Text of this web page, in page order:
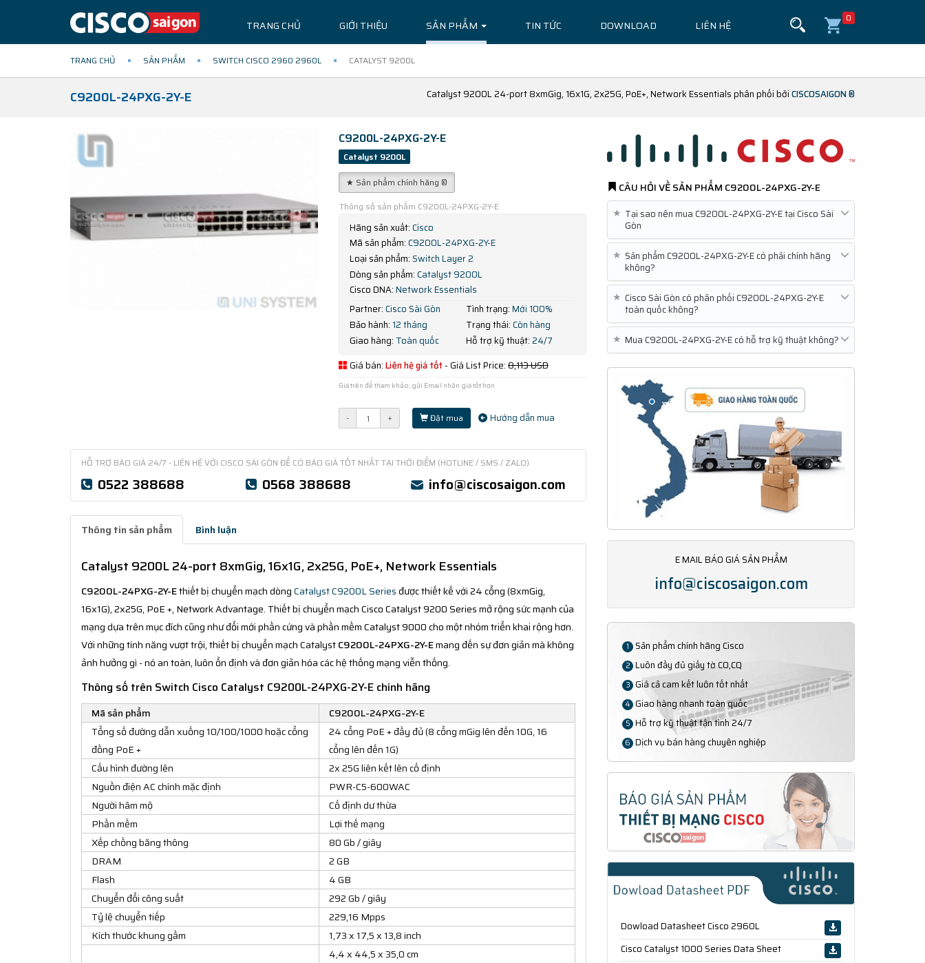
TRANG CHỦ GIỚI THIỆU SẢN PHẨM TIN TỨC DOWNLOAD LIÊN HỆ
0
TRANG CHỦ SẢN PHẨM SWITCH CISCO 2960 2960L CATALYST 9200L
C9200L-24PXG-2Y-E Catalyst 9200L 24-port 8xmGig, 16x1G, 2x25G, PoE+, Network Essentials phân phối bởiCISCOSAIGON ®
C9200L-24PXG-2Y-E
Catalyst 9200L
★ Sản phẩm chính hãng ®
Thông số sản phẩm C9200L-24PXG-2Y-E
Hãng sản xuất:Cisco
Mã sản phẩm:C9200L-24PXG-2Y-E
Loại sản phẩm: Switch Layer 2
Dòng sản phẩm:Catalyst 9200L
Cisco DNA:Network Essentials
Partner:Cisco Sài Gòn Tình trạng:Mới 100%
Bảo hành: 12 tháng Trạng thái:Còn hàng
Giao hàng: Toàn quốc Hỗ trợ kỹ thuật:24/7
Giá bán:Liên hệ giá tốt - Giá List Price:8,113 USD
Giá trên để tham khảo, gửi Email nhận giá tốt hơn
- + Đặt mua Hướng dẫn mua
HỖ TRỢ BÁO GIÁ 24/7 - LIÊN HỆ VỚI CISCO SÀI GÒN ĐỂ CÓ BÁO GIÁ TỐT NHẤT TẠI THỜI ĐIỂM (HOTLINE / SMS / ZALO)
0522 388688 0568 388688 info@ciscosaigon.com
Thông tin sản phẩm Bình luận
Catalyst 9200L 24-port 8xmGig, 16x1G, 2x25G, PoE+, Network Essentials
C9200L-24PXG-2Y-Ethiết bị chuyển mạch dòngCatalyst C9200L Series được thiết kế với 24 cổng (8xmGig,
16x1G), 2x25G, PoE +, Network Advantage. Thiết bị chuyển mạch Cisco Catalyst 9200 Series mở rộng sức mạnh của
mạng dựa trên mục đích cũng như đổi mới phần cứng và phần mềm Catalyst 9000 cho một nhóm triển khai rộng hơn.
Với những tính năng vượt trội, thiết bị chuyển mạch CatalystC9200L-24PXG-2Y-Emang đến sự đơn giản mà không
ảnh hưởng gì - nó an toàn, luôn ổn định và đơn giản hóa các hệ thống mạng viễn thống.
Thông số trên Switch Cisco Catalyst C9200L-24PXG-2Y-E chính hãng
Mã sản phẩm
C9200L-24PXG-2Y-E
Tổng số đường dẫn xuống 10/100/1000 hoặc cổng
đồng PoE +
24 cổng PoE + đầy đủ (8 cổng mGig lên đến 10G, 16
cổng lên đến 1G)
Cấu hình đường lên
2x 25G liên kết lên cố định
Nguồn điện AC chính mặc định
PWR-C5-600WAC
Người hâm mộ
Cố định dư thừa
Phần mềm
Lợi thế mạng
Xếp chồng băng thông
80 Gb / giây
DRAM
2 GB
Flash
4 GB
Chuyển đổi công suất
292 Gb / giây
Tỷ lệ chuyển tiếp
229,16 Mpps
Kích thước khung gầm
1,73 x 17,5 x 13,8 inch
4,4 x 44,5 x 35,0 cm
CÂU HỎI VỀ SẢN PHẨM C9200L-24PXG-2Y-E
★ Tại sao nên mua C9200L-24PXG-2Y-E tại Cisco Sài
Gòn
★ Sản phẩm C9200L-24PXG-2Y-E có phải chính hãng
không?
★ Cisco Sài Gòn có phân phối C9200L-24PXG-2Y-E
toàn quốc không?
★ Mua C9200L-24PXG-2Y-E có hỗ trợ kỹ thuật không?
E MAIL BÁO GIÁ SẢN PHẨM
info@ciscosaigon.com
1 Sản phẩm chính hãng Cisco
2 Luôn đầy đủ giấy tờ CO,CQ
3 Giá cả cam kết luôn tốt nhất
4 Giao hàng nhanh toàn quốc
5 Hỗ trợ kỹ thuật tận tình 24/7
6 Dịch vụ bán hàng chuyên nghiệp
Dowload Datasheet Cisco 2960L
Cisco Catalyst 1000 Series Data Sheet